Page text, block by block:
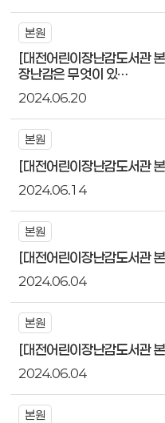
본원
[대전어린이장난감도서관
장난감은 무엇이 있…
2024.06.20
본원
[대전어린이장난감도서관
2024.06.14
본원
[대전어린이장난감도서관
2024.06.04
본원
[대전어린이장난감도서관
2024.06.04
본원